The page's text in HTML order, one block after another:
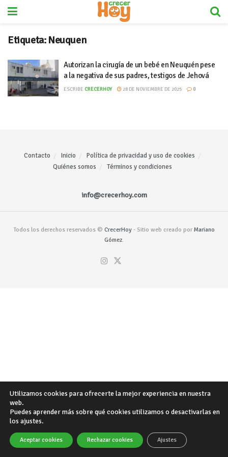
Etiqueta: Neuquen
Autorizan la cirugía de un bebé en Neuquén pese
a la negativa de sus padres, testigos de Jehová
ESCRIBE CRECERHOY 28 DE NOVIEMBRE DE 2025 0
Contacto Inicio
Política de privacidad y uso de cookies
Quiénes somos
Términos y condiciones
info@crecerhoy.com
Todos los derechos reservados © CrecerHoy - Sitio web creado por Mariano
Gómez.
Utilizamos cookies para ofrecerte la mejor experiencia en nuestra
web.
Puedes aprender más sobre qué cookies utilizamos o desactivarlas en
los ajustes.
Aceptar cookies Rechazar cookies Ajustes